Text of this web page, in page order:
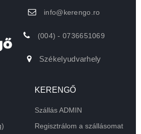
info@kerengo.ro
(004) - 0736651069
Székelyudvarhely
KERENGŐ
Szállás ADMIN
Regisztrálom a szállásomat